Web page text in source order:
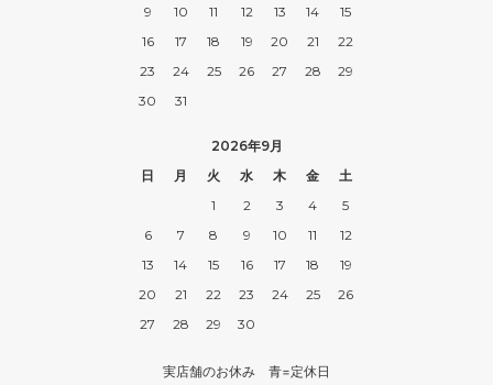
9
10 11 12 13 14
15
16
17 18 19 20 21
22
23
24 25 26 27 28
29
30
31
2026年9月
日
月 火 水 木 金
土
1
2 3 4
5
6
7 8 9 10 11
12
13
14 15 16 17 18
19
20
21 22 23 24 25
26
27
28 29 30
実店舗のお休み 青=定休日